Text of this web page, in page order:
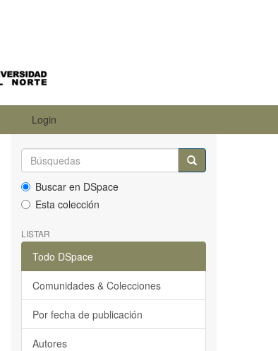
Login
Buscar en DSpace
Esta colección
LISTAR
Todo DSpace
Comunidades & Colecciones
Por fecha de publicación
Autores